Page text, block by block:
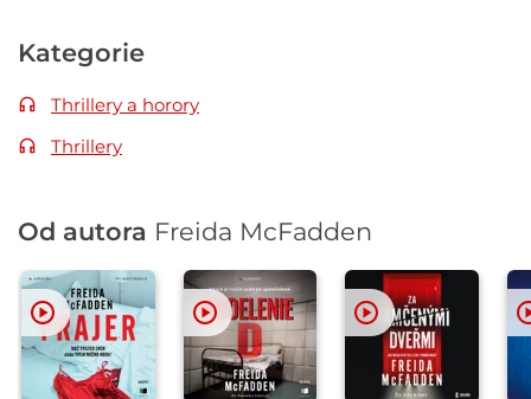
Kategorie
Thrillery a horory
Thrillery
Od autora Freida McFadden